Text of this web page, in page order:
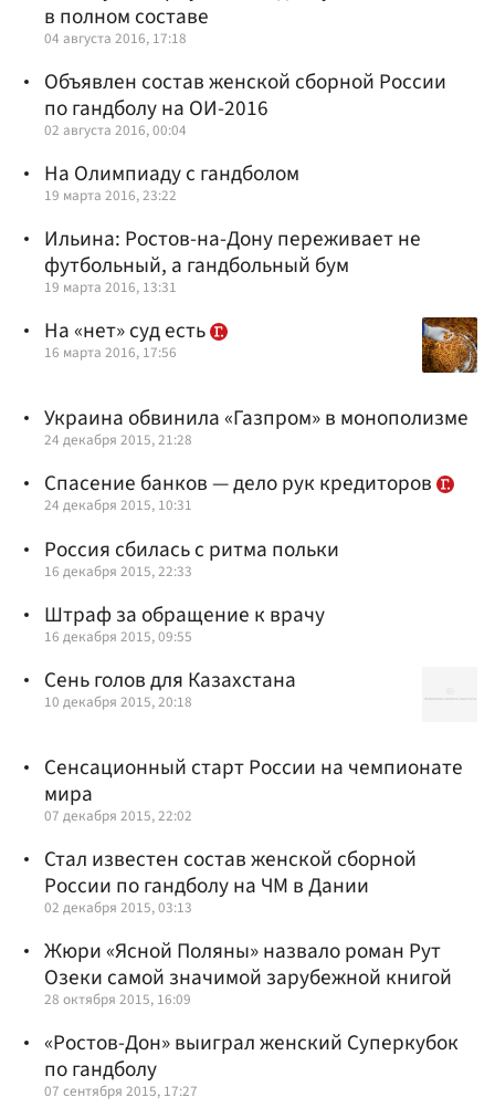
в полном составе
04 августа 2016, 17:18
Объявлен состав женской сборной России
по гандболу на ОИ-2016
02 августа 2016, 00:04
На Олимпиаду с гандболом
19 марта 2016, 23:22
Ильина: Ростов-на-Дону переживает не
футбольный, а гандбольный бум
19 марта 2016, 13:31
На «нет» суд есть
16 марта 2016, 17:56
Украина обвинила «Газпром» в монополизме
24 декабря 2015, 21:28
Спасение банков — дело рук кредиторов
24 декабря 2015, 10:31
Россия сбилась с ритма польки
16 декабря 2015, 22:33
Штраф за обращение к врачу
16 декабря 2015, 09:55
Сень голов для Казахстана
10 декабря 2015, 20:18
Сенсационный старт России на чемпионате
мира
07 декабря 2015, 22:02
Стал известен состав женской сборной
России по гандболу на ЧМ в Дании
02 декабря 2015, 03:13
Жюри «Ясной Поляны» назвало роман Рут
Озеки самой значимой зарубежной книгой
28 октября 2015, 16:09
«Ростов-Дон» выиграл женский Суперкубок
по гандболу
07 сентября 2015, 17:27